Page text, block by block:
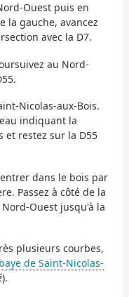
Ouest puis en
la gauche, avancez
avec la D7.
au Nord-
Nicolas-aux-Bois.
indiquant la
et restez sur la D55
dans le bois par
Passez à côté de la
Ouest jusqu'à la
plusieurs courbes,
de Saint-Nicolas-
).